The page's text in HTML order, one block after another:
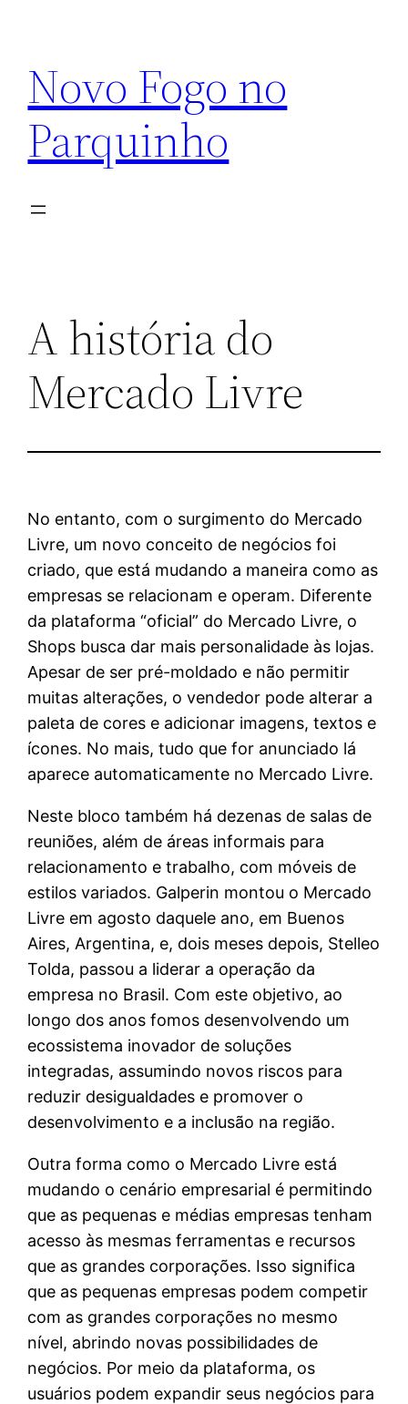
conteúdo
Novo Fogo no
Parquinho
A história do
Mercado Livre
No entanto, com o surgimento do Mercado
Livre, um novo conceito de negócios foi
criado, que está mudando a maneira como as
empresas se relacionam e operam. Diferente
da plataforma “oficial” do Mercado Livre, o
Shops busca dar mais personalidade às lojas.
Apesar de ser pré-moldado e não permitir
muitas alterações, o vendedor pode alterar a
paleta de cores e adicionar imagens, textos e
ícones. No mais, tudo que for anunciado lá
aparece automaticamente no Mercado Livre.
Neste bloco também há dezenas de salas de
reuniões, além de áreas informais para
relacionamento e trabalho, com móveis de
estilos variados. Galperin montou o Mercado
Livre em agosto daquele ano, em Buenos
Aires, Argentina, e, dois meses depois, Stelleo
Tolda, passou a liderar a operação da
empresa no Brasil. Com este objetivo, ao
longo dos anos fomos desenvolvendo um
ecossistema inovador de soluções
integradas, assumindo novos riscos para
reduzir desigualdades e promover o
desenvolvimento e a inclusão na região.
Outra forma como o Mercado Livre está
mudando o cenário empresarial é permitindo
que as pequenas e médias empresas tenham
acesso às mesmas ferramentas e recursos
que as grandes corporações. Isso significa
que as pequenas empresas podem competir
com as grandes corporações no mesmo
nível, abrindo novas possibilidades de
negócios. Por meio da plataforma, os
usuários podem expandir seus negócios para